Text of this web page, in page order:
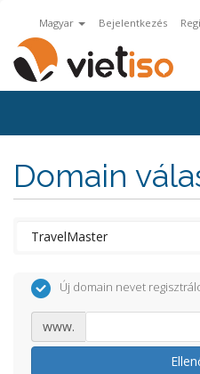
Magyar Bejelentkezés
Domain
Új domain nevet
www.